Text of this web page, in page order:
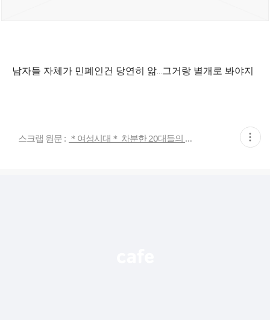
남자들 자체가 민폐인건 당연히 앎...그거랑 별개로 봐야지
스크랩 원문 : ＊여성시대＊ 차분한 20대들의 알흠다운 공간 현
재